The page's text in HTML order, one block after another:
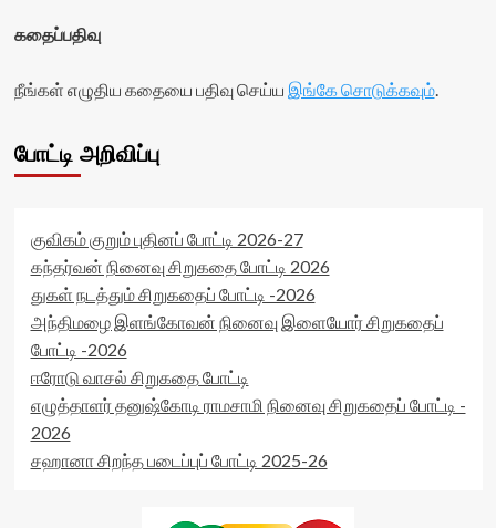
கதைப்பதிவு
நீங்கள் எழுதிய கதையை பதிவு செய்ய இங்கே சொடுக்கவும்.
போட்டி அறிவிப்பு
குவிகம் குறும் புதினப் போட்டி 2026-27
கந்தர்வன் நினைவு சிறுகதை போட்டி 2026
துகள் நடத்தும் சிறுகதைப் போட்டி -2026
அந்திமழை இளங்கோவன் நினைவு இளையோர் சிறுகதைப்
போட்டி -2026
ஈரோடு வாசல் சிறுகதை போட்டி
எழுத்தாளர் தனுஷ்கோடி ராமசாமி நினைவு சிறுகதைப் போட்டி -
2026
சஹானா சிறந்த படைப்புப் போட்டி 2025-26